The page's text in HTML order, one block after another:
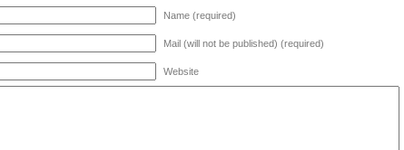
Name (required)
Mail (will not be published) (required)
Website